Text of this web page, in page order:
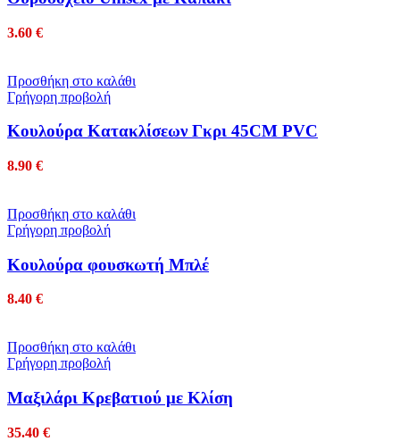
3.60 €
Προσθήκη στο καλάθι
Γρήγορη προβολή
Κουλούρα Κατακλίσεων Γκρι 45CM PVC
8.90 €
Προσθήκη στο καλάθι
Γρήγορη προβολή
Κουλούρα φουσκωτή Μπλέ
8.40 €
Προσθήκη στο καλάθι
Γρήγορη προβολή
Μαξιλάρι Kρεβατιού με Κλίση
35.40 €